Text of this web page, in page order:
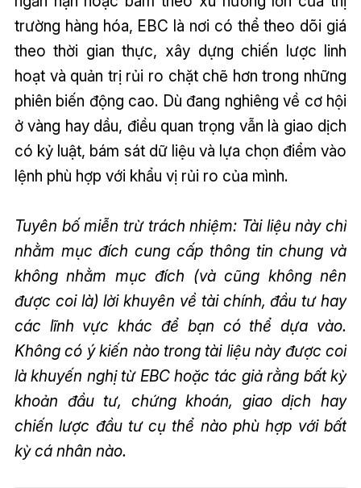
trường hàng hóa, EBC là nơi có thể theo dõi giá
theo thời gian thực, xây dựng chiến lược linh
hoạt và quản trị rủi ro chặt chẽ hơn trong những
phiên biến động cao. Dù đang nghiêng về cơ hội
ở vàng hay dầu, điều quan trọng vẫn là giao dịch
có kỷ luật, bám sát dữ liệu và lựa chọn điểm vào
lệnh phù hợp với khẩu vị rủi ro của mình.
Tuyên bố miễn trừ trách nhiệm: Tài liệu này chỉ
nhằm mục đích cung cấp thông tin chung và
không nhằm mục đích (và cũng không nên
được coi là) lời khuyên về tài chính, đầu tư hay
các lĩnh vực khác để bạn có thể dựa vào.
Không có ý kiến nào trong tài liệu này được coi
là khuyến nghị từ EBC hoặc tác giả rằng bất kỳ
khoản đầu tư, chứng khoán, giao dịch hay
chiến lược đầu tư cụ thể nào phù hợp với bất
kỳ cá nhân nào.